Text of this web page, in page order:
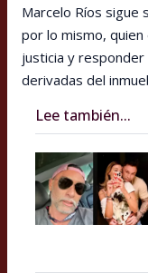
Marcelo Ríos sigue
por lo mismo,
justicia y
derivadas del
Lee también...